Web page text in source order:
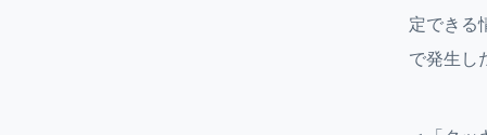
定できる
で発生し